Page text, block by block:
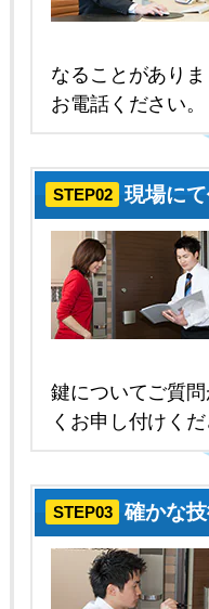
なることがあり
お電話ください。
STEP02 現場に
鍵についてご質
くお申し付けくだ
STEP03 確かな